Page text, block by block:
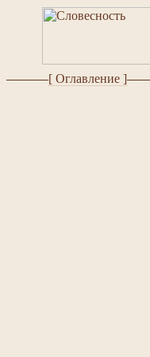
[ Оглавление ]